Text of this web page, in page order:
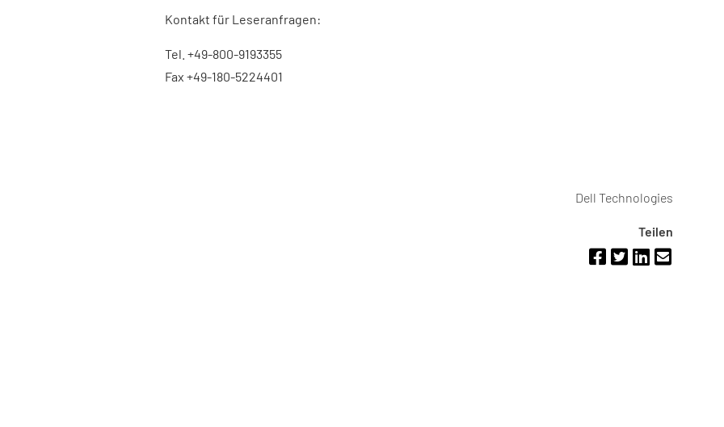
Kontakt für Leseranfragen:
Tel. +49-800-9193355
Fax +49-180-5224401
Dell Technologies
Teilen